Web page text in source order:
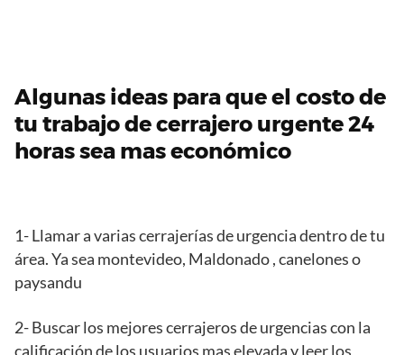
Algunas ideas para que el costo de
tu trabajo de cerrajero urgente 24
horas sea mas económico
1- Llamar a varias cerrajerías de urgencia dentro de tu
área. Ya sea montevideo, Maldonado , canelones o
paysandu
2- Buscar los mejores cerrajeros de urgencias con la
calificación de los usuarios mas elevada y leer los